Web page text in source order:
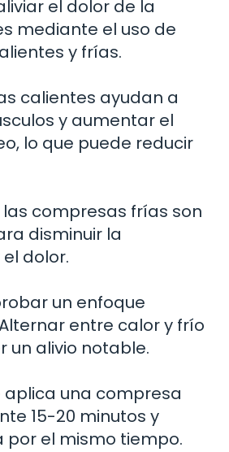
el dolor de la
mediante el uso de
y frías.
calientes ayudan a
y aumentar el
lo que puede reducir
las compresas frías son
disminuir la
dolor.
un enfoque
entre calor y frío
un alivio notable.
una compresa
15-20 minutos y
por el mismo tiempo.